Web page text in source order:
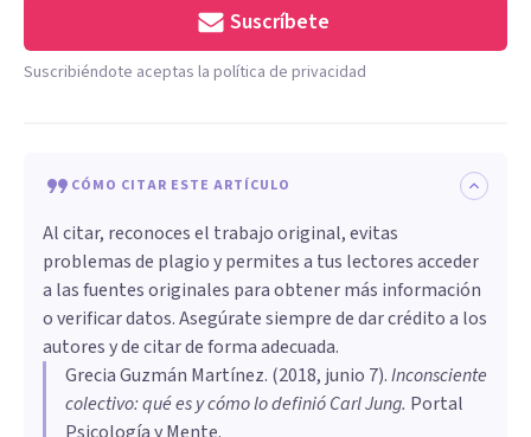
Suscríbete
Suscribiéndote aceptas la política de privacidad
CÓMO CITAR ESTE ARTÍCULO
Al citar, reconoces el trabajo original, evitas
problemas de plagio y permites a tus lectores acceder
a las fuentes originales para obtener más información
o verificar datos. Asegúrate siempre de dar crédito a los
autores y de citar de forma adecuada.
Grecia Guzmán Martínez. (2018, junio 7).Inconsciente
colectivo: qué es y cómo lo definió Carl Jung. Portal